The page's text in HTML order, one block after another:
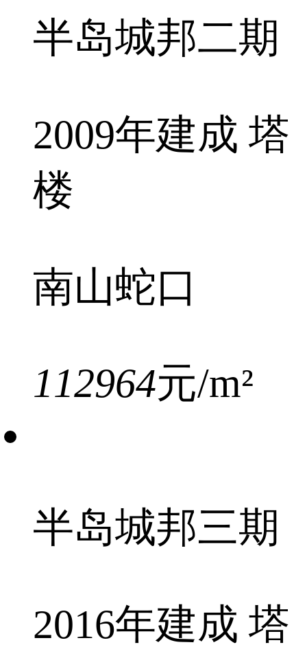
半岛城邦二期
2009年建成 塔
楼
南山蛇口
112964元/m²
半岛城邦三期
2016年建成 塔